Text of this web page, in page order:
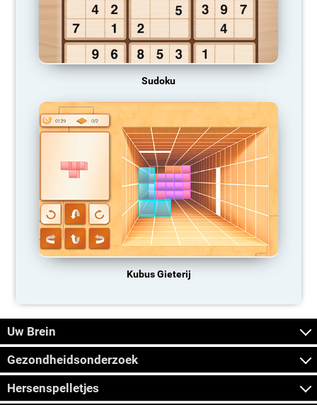
Sudoku
Kubus Gieterij
Uw Brein
Gezondheidsonderzoek
Hersenspelletjes